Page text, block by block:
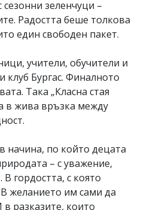
сезонни зеленчуци –
Радостта беше толкова
един свободен пакет.
учители, обучители и
клуб Бургас. Финалното
Така „Класна стая
в жива връзка между
начина, по който децата
– с уважение,
гордостта, с която
В желанието им сами да
разказите, които